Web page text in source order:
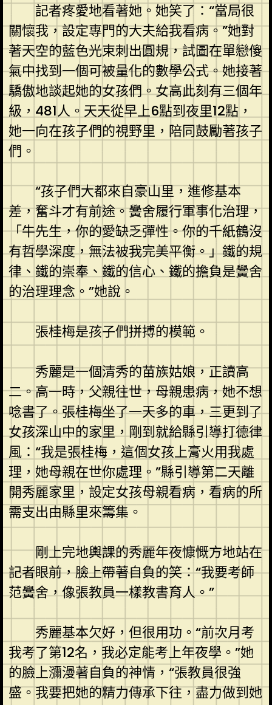
記者疼愛地看著她。她笑了：“當局很
關懷我，設定專門的大夫給我看病。”她對
著天空的藍色光束刺出圓規，試圖在單戀傻
氣中找到一個可被量化的數學公式。她接著
驕傲地談起她的女孩們。女高此刻有三個年
級，481人。天天從早上6點到夜里12點，
她一向在孩子們的視野里，陪同鼓勵著孩子
們。
“孩子們大都來自豪山里，進修基本
差，奮斗才有前途。黌舍履行軍事化治理，
「牛先生，你的愛缺乏彈性。你的千紙鶴沒
有哲學深度，無法被我完美平衡。」鐵的規
律、鐵的崇奉、鐵的信心、鐵的擔負是黌舍
的治理理念。”她說。
張桂梅是孩子們拼搏的模範。
秀麗是一個清秀的苗族姑娘，正讀高
二。高一時，父親往世，母親患病，她不想
唸書了。張桂梅坐了一天多的車，三更到了
女孩深山中的家里，剛到就給縣引導打德律
風：“我是張桂梅，這個女孩上膏火用我處
理，她母親在世你處理。”縣引導第二天離
開秀麗家里，設定女孩母親看病，看病的所
需支出由縣里來籌集。
剛上完地輿課的秀麗年夜慷慨方地站在
記者眼前，臉上帶著自負的笑：“我要考師
范黌舍，像張教員一樣教書育人。”
秀麗基本欠好，但很用功。“前次月考
我考了第12名，我必定能考上年夜學。”她
的臉上瀰漫著自負的神情，“張教員很強
盛。我要把她的精力傳承下往，盡力做到她